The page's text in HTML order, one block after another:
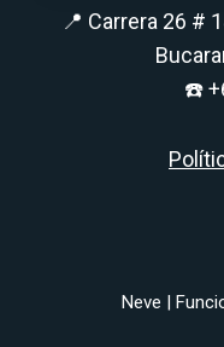
📍 Carrera 26 #
☎️
Neve |